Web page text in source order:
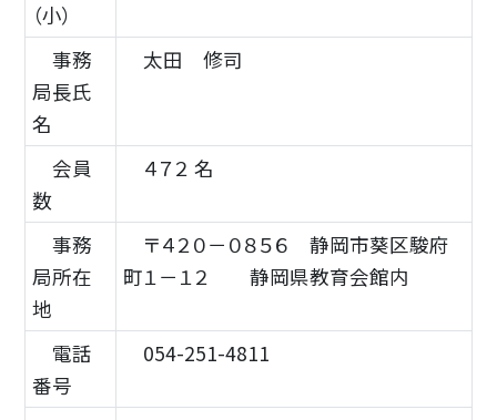
（小）
事務
局長氏
名
太田 修司
会員
数
４７２ 名
事務
局所在
地
〒４２０－０８５６ 静岡市葵区駿府
町１－１２ 静岡県教育会館内
電話
番号
054-251-4811